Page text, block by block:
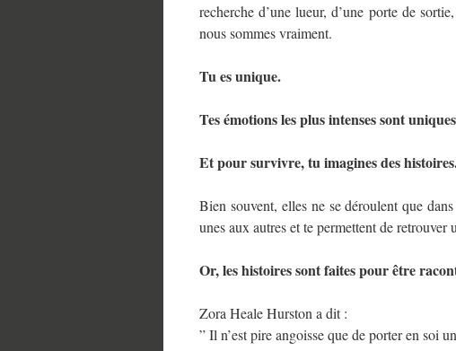
recherche d’une lueur, d’une porte de
nous sommes vraiment.
Tu es unique.
Tes émotions les plus intenses sont
Et pour survivre, tu imagines des
Bien souvent, elles ne se déroulent que
unes aux autres et te permettent de
Or, les histoires sont faites pour être
Zora Heale Hurston a dit :
” Il n’est pire angoisse que de porter en soi